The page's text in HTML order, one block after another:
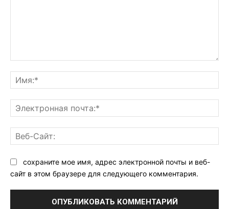
сохраните мое имя, адрес электронной почты и веб-
сайт в этом браузере для следующего комментария.